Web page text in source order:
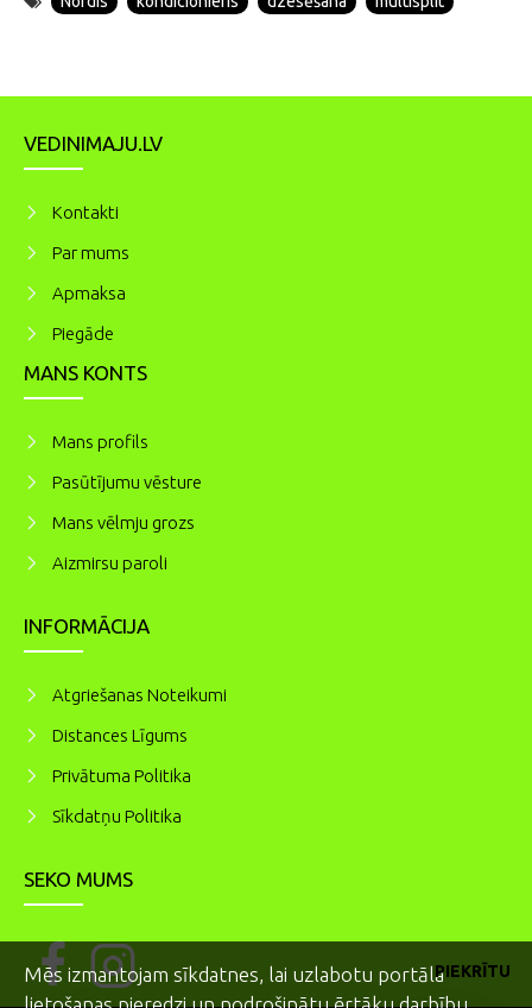
VEDINIMAJU.LV
Kontakti
Par mums
Apmaksa
Piegāde
MANS KONTS
Mans profils
Pasūtījumu vēsture
Mans vēlmju grozs
Aizmirsu paroli
INFORMĀCIJA
Atgriešanas Noteikumi
Distances Līgums
Privātuma Politika
Sīkdatņu Politika
SEKO MUMS
PIEKRĪTU
Mēs izmantojam sīkdatnes, lai uzlabotu portāla